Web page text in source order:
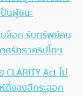
นผู้ชนะ
บล็อก รับทรัพย์คน
ศรัทธาคริปโทฯ
Act ไม่
ดิ่งลงอีกระลอก